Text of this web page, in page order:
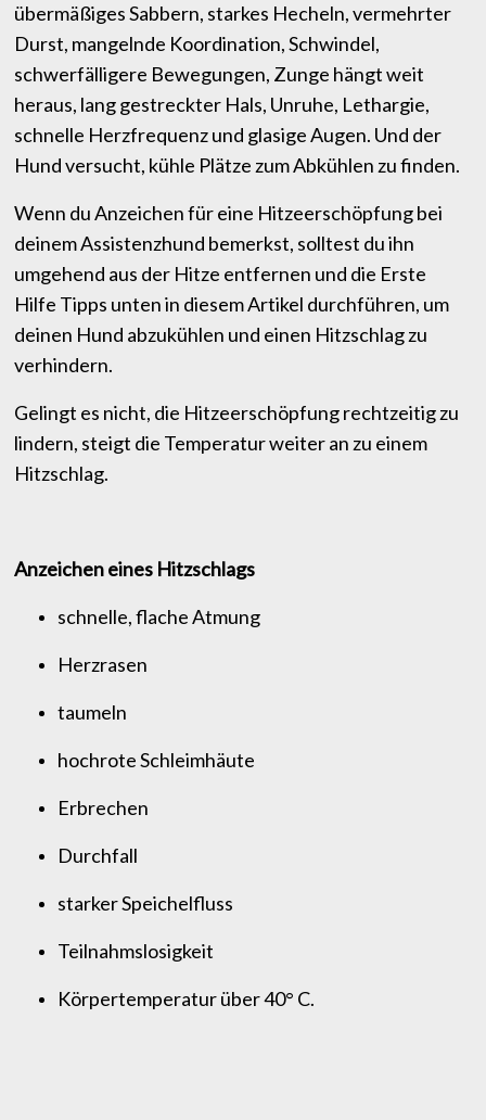
übermäßiges Sabbern, starkes Hecheln, vermehrter
Durst, mangelnde Koordination, Schwindel,
schwerfälligere Bewegungen, Zunge hängt weit
heraus, lang gestreckter Hals, Unruhe, Lethargie,
schnelle Herzfrequenz und glasige Augen. Und der
Hund versucht, kühle Plätze zum Abkühlen zu finden.
Wenn du Anzeichen für eine Hitzeerschöpfung bei
deinem Assistenzhund bemerkst, solltest du ihn
umgehend aus der Hitze entfernen und die Erste
Hilfe Tipps unten in diesem Artikel durchführen, um
deinen Hund abzukühlen und einen Hitzschlag zu
verhindern.
Gelingt es nicht, die Hitzeerschöpfung rechtzeitig zu
lindern, steigt die Temperatur weiter an zu einem
Hitzschlag.
Anzeichen eines Hitzschlags
schnelle, flache Atmung
Herzrasen
taumeln
hochrote Schleimhäute
Erbrechen
Durchfall
starker Speichelfluss
Teilnahmslosigkeit
Körpertemperatur über 40° C.